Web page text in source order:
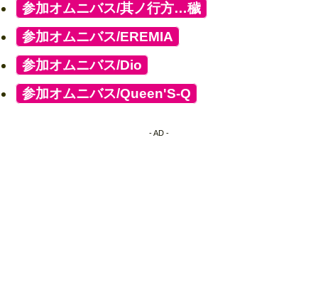
参加オムニバス/其ノ行方…穢]
参加オムニバス/EREMIA
参加オムニバス/Dio
参加オムニバス/Queen'S-Q
- AD -